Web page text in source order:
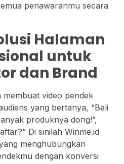
penawaranmu secara
Halaman
untuk
dan Brand
video pendek
yang bertanya, “Beli
produknya dong!”,
Di sinilah Winme.id
menghubungkan
dengan konversi